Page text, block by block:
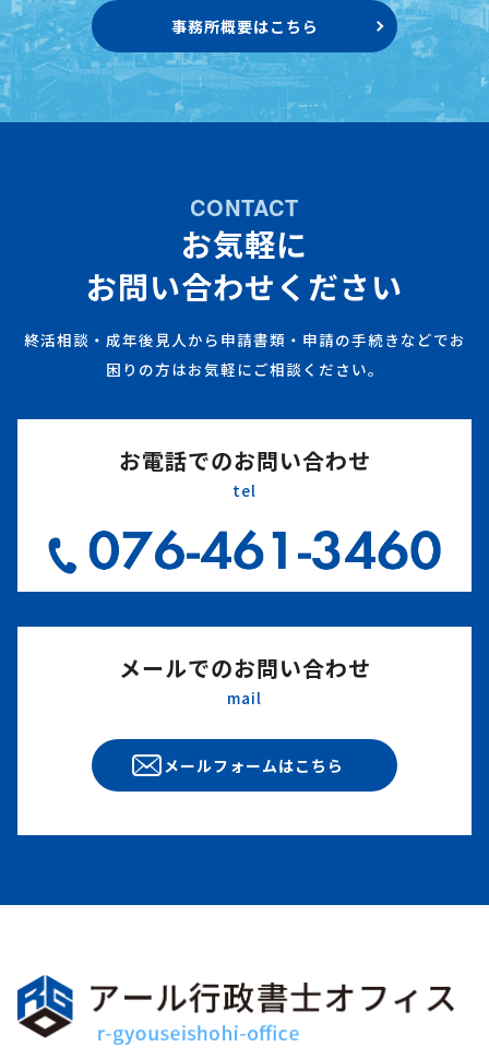
事務所概要はこちら
CONTACT
お気軽に
お問い合わせください
終活相談・成年後見人から申請書類・申請の手続きなどでお
困りの方はお気軽にご相談ください。
お電話でのお問い合わせ
tel
メールでのお問い合わせ
mail
メールフォームはこちら